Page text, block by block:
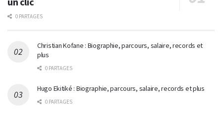
0 PARTAGES
Christian Kofane : Biographie, parcours, salaire, records et
plus
0 PARTAGES
Hugo Ekitiké : Biographie, parcours, salaire, records et plus
0 PARTAGES